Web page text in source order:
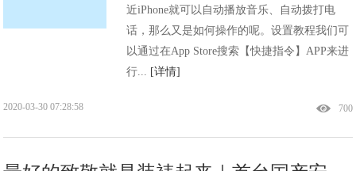
近iPhone就可以自动播放音乐、自动拨打电
话，那么又是如何操作的呢。设置教程我们可
以通过在App Store搜索【快捷指令】APP来进
行... [详情]
700
2020-03-30 07:28:58